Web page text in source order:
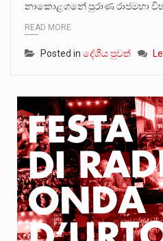
නාකොළගනේ පුරාණ රාජමහා
READ MORE
Posted in දේශීය පුවත්